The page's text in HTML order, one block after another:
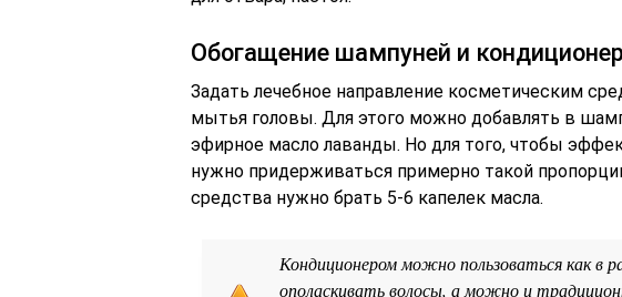
Обогащение шампуней и
Задать лечебное направление косметическим
мытья головы. Для этого можно добавлять в
эфирное масло лаванды. Но для того, чтобы
нужно придерживаться примерно такой
средства нужно брать 5-6 капелек масла.
Кондиционером можно пользоваться как в
ополаскивать волосы, а можно и